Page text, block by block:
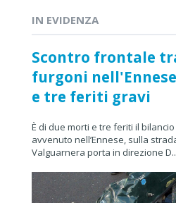
IN EVIDENZA
Scontro frontale
furgoni
e tre feriti gravi
È di due morti e tre feriti il
avvenuto nell’Ennese, sulla
Valguarnera porta in direzione